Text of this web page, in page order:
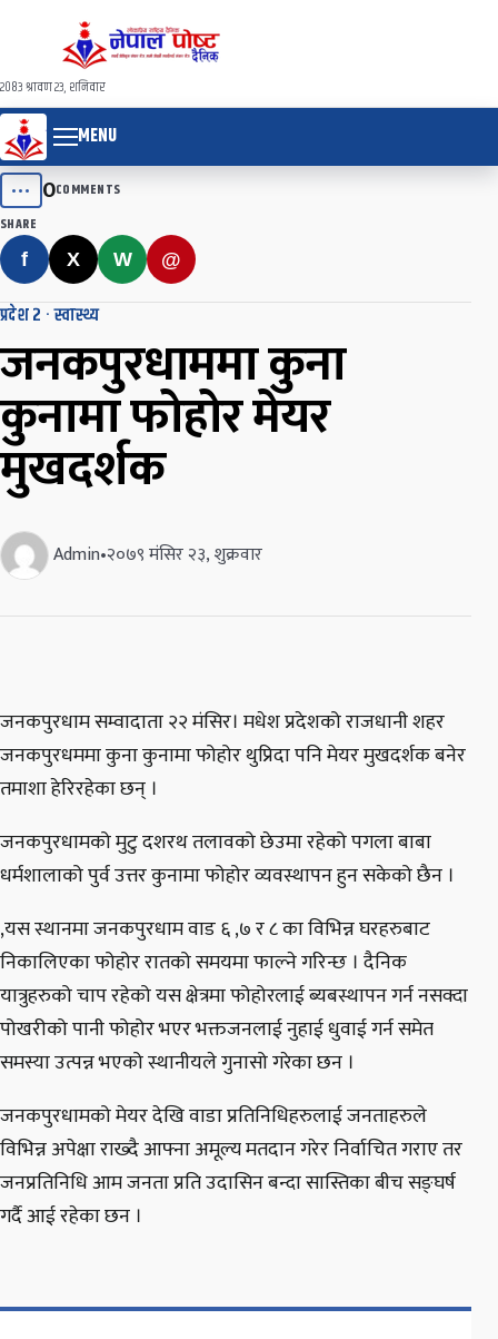
२०८३ श्रावण २३, शनिवार
MENU
••• 0COMMENTS
SHARE
f X W @
प्रदेश २ ·स्वास्थ्य
जनकपुरधाममा कुना
कुनामा फोहोर मेयर
मुखदर्शक
Admin•२०७९ मंसिर २३, शुक्रवार
जनकपुरधाम सम्वादाता २२ मंसिर। मधेश प्रदेशको राजधानी शहर
जनकपुरधममा कुना कुनामा फोहोर थुप्रिदा पनि मेयर मुखदर्शक बनेर
तमाशा हेरिरहेका छन् ।
जनकपुरधामको मुटु दशरथ तलावको छेउमा रहेको पगला बाबा
धर्मशालाको पुर्व उत्तर कुनामा फोहोर व्यवस्थापन हुन सकेको छैन ।
,यस स्थानमा जनकपुरधाम वाड ६ ,७ र ८ का विभिन्न घरहरुबाट
निकालिएका फोहोर रातको समयमा फाल्ने गरिन्छ । दैनिक
यात्रुहरुको चाप रहेको यस क्षेत्रमा फोहोरलाई ब्यबस्थापन गर्न नसक्दा
पोखरीको पानी फोहोर भएर भक्तजनलाई नुहाई धुवाई गर्न समेत
समस्या उत्पन्न भएको स्थानीयले गुनासो गरेका छन ।
जनकपुरधामको मेयर देखि वाडा प्रतिनिधिहरुलाई जनताहरुले
विभिन्न अपेक्षा राख्दै आफ्ना अमूल्य मतदान गरेर निर्वाचित गराए तर
जनप्रतिनिधि आम जनता प्रति उदासिन बन्दा सास्तिका बीच सङ्घर्ष
गर्दै आई रहेका छन ।